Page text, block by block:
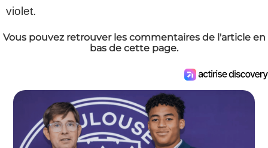
violet.
Vous pouvez retrouver les commentaires de l'article en
bas de cette page.